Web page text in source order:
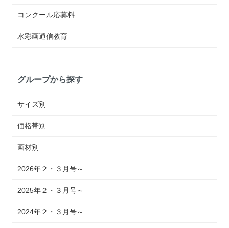
コンクール応募料
水彩画通信教育
グループから探す
サイズ別
価格帯別
画材別
2026年２・３月号～
2025年２・３月号～
2024年２・３月号～